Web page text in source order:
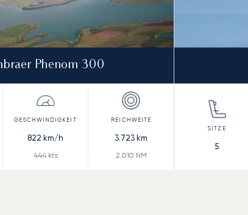
Phenom 300
822 km/h
444kts
3.723 km
2.010 NM
5